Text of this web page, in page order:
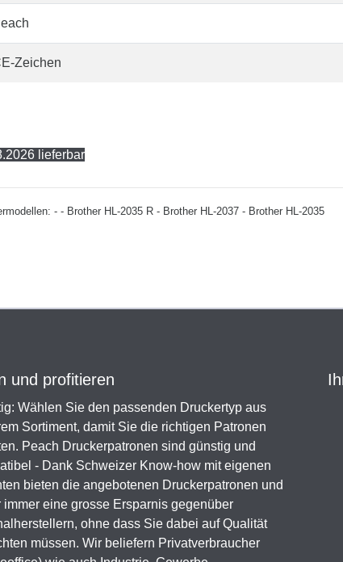
Zeichen
lieferbar
- - Brother HL-2035 R - Brother HL-2037 - Brother HL-2035
und profitieren
Wählen Sie den passenden Druckertyp aus
Sortiment, damit Sie die richtigen Patronen
Peach Druckerpatronen sind günstig und
- Dank Schweizer Know-how mit eigenen
bieten die angebotenen Druckerpatronen und
immer eine grosse Ersparnis gegenüber
ohne dass Sie dabei auf Qualität
müssen. Wir beliefern Privatverbraucher